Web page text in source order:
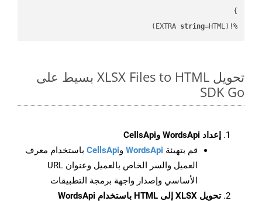
%!(EXTRA
string=HTML)
تحويل XLSX Files to HTML بسيط على
SDK Go
إعداد WordsApi وCellsApi
قم بتهيئة WordsApi وCellsApi باستخدام معرف
العميل والسر الخاص بالعميل وعنوان URL
الأساسي وإصدار واجهة برمجة التطبيقات
تحويل XLSX إلى HTML باستخدام WordsApi